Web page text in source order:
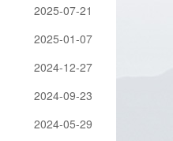
2025-07-21
2025-01-07
2024-12-27
2024-09-23
2024-05-29